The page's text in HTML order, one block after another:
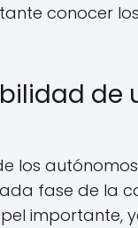
conocer
de
autónomos
fase de la
importante,